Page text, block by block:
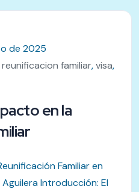
de 2025
reunificacion familiar,visa,
en la
Familiar en
Introducción: El